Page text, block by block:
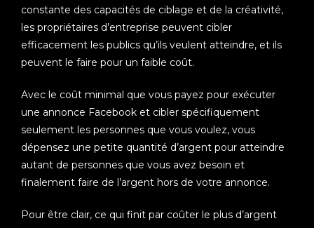
constante des capacités de ciblage et de la créativité,
les propriétaires d’entreprise peuvent cibler
efficacement les publics qu’ils veulent atteindre, et ils
peuvent le faire pour un faible coût.
Avec le coût minimal que vous payez pour exécuter
une annonce Facebook et cibler spécifiquement
seulement les personnes que vous voulez, vous
dépensez une petite quantité d’argent pour atteindre
autant de personnes que vous avez besoin et
finalement faire de l’argent hors de votre annonce.
Pour être clair, ce qui finit par coûter le plus d’argent